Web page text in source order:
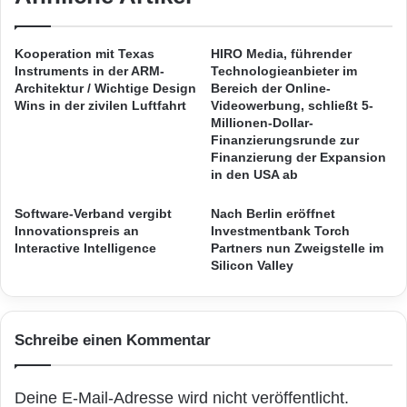
Die Technik hinter dem Testfeld
Das Darmstädter Testnetz soll 18 Antennen
an sechs Standorten umfassen und im
Frühjahr fertig sein. Die ersten Antennen sind
nun am Standort Mina-Rees-Straße in Betrieb
gegangen. Das Testfeld basiert auf dem
zukünftigen Standard der
Mobilfunkkomponente 5G New Radio . Die
Antennen nutzen eine Testlizenz für
Feldversuche im 3,7-GHz-Spektrum. Zum
Einsatz kommt Technologie von Ericsson.
h
r
a
u
b
e
a
s
N
t
z
2
1
9
n
–
d
i
e
p
e
e
b
o
x
Kooperation mit Texas
Instruments in der ARM-
Architektur / Wichtige Design
Wins in der zivilen Luftfahrt
HIRO Media, führender
Technologieanbieter im
Bereich der Online-
Videowerbung, schließt 5-
Millionen-Dollar-
Finanzierungsrunde zur
Finanzierung der Expansion
in den USA ab
Software-Verband vergibt
Innovationspreis an
Interactive Intelligence
Nach Berlin eröffnet
Investmentbank Torch
Partners nun Zweigstelle im
Silicon Valley
Schreibe einen Kommentar
Deine E-Mail-Adresse wird nicht veröffentlicht.